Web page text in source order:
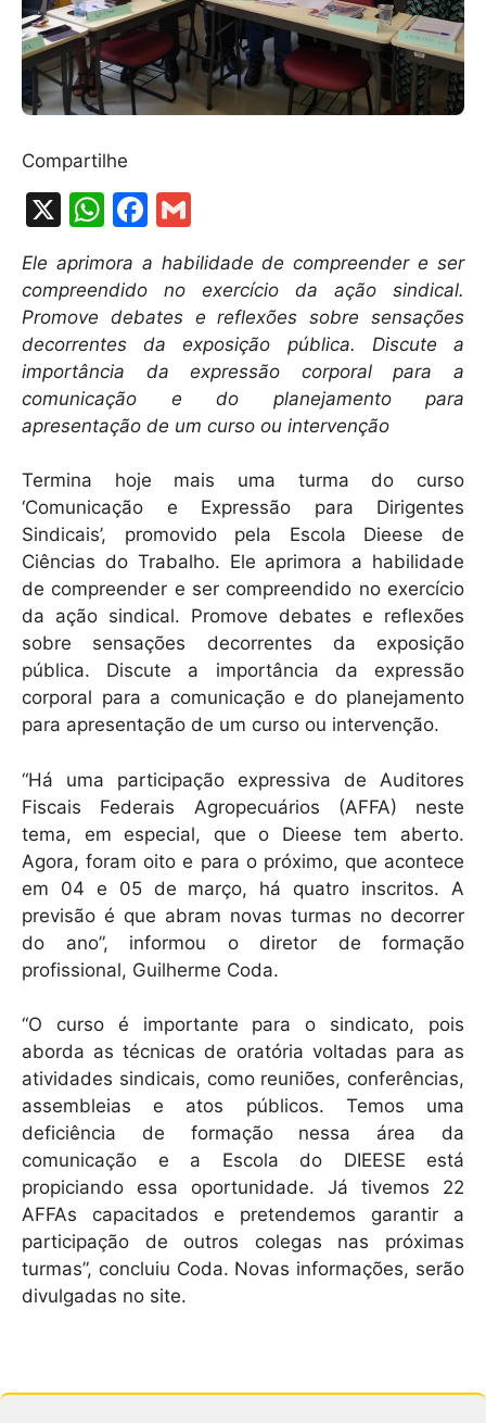
Compartilhe
X
W
at
s
A
p
p
F
a
c
e
b
o
o
m
ai
l
Ele aprimora a habilidade de compreender e ser
compreendido no exercício da ação sindical.
Promove debates e reflexões sobre sensações
decorrentes da exposição pública. Discute a
importância da expressão corporal para a
comunicação e do planejamento para
apresentação de um curso ou intervenção
Termina hoje mais uma turma do curso
‘Comunicação e Expressão para Dirigentes
Sindicais’, promovido pela Escola Dieese de
Ciências do Trabalho. Ele aprimora a habilidade
de compreender e ser compreendido no exercício
da ação sindical. Promove debates e reflexões
sobre sensações decorrentes da exposição
pública. Discute a importância da expressão
corporal para a comunicação e do planejamento
para apresentação de um curso ou intervenção.
“Há uma participação expressiva de Auditores
Fiscais Federais Agropecuários (AFFA) neste
tema, em especial, que o Dieese tem aberto.
Agora, foram oito e para o próximo, que acontece
em 04 e 05 de março, há quatro inscritos. A
previsão é que abram novas turmas no decorrer
do ano”, informou o diretor de formação
profissional, Guilherme Coda.
“O curso é importante para o sindicato, pois
aborda as técnicas de oratória voltadas para as
atividades sindicais, como reuniões, conferências,
assembleias e atos públicos. Temos uma
deficiência de formação nessa área da
comunicação e a Escola do DIEESE está
propiciando essa oportunidade. Já tivemos 22
AFFAs capacitados e pretendemos garantir a
participação de outros colegas nas próximas
turmas”, concluiu Coda. Novas informações, serão
divulgadas no site.